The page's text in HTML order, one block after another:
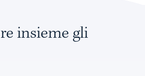
insieme gli